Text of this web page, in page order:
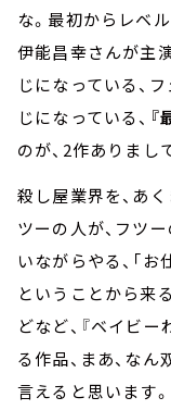
な。最初からレベ
伊能昌幸さんが主
じになっている、
じになっている、
のが、2作ありまし
殺し屋業界を、あく
ツーの人が、フツ
いながらやる、「
ということから来
どなど、『ベイビ
る作品、まあ、な
言えると思います。